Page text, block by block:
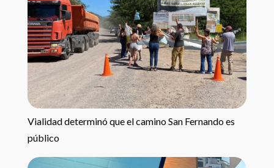
Vialidad determinó que el camino San Fernando es
público